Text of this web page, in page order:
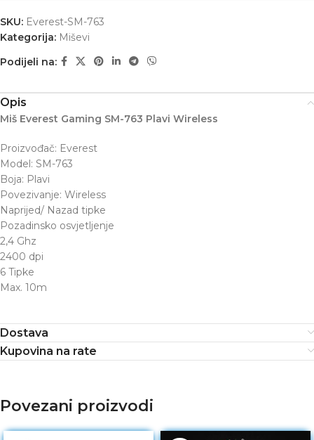
SKU: Everest-SM-763
Kategorija: Miševi
Podijeli na:
Opis
Miš Everest Gaming SM-763 Plavi Wireless
Proizvođač: Everest
Model: SM-763
Boja: Plavi
Povezivanje: Wireless
Naprijed/ Nazad tipke
Pozadinsko osvjetljenje
2,4 Ghz
2400 dpi
6 Tipke
Max. 10m
Dostava
Kupovina na rate
Povezani proizvodi